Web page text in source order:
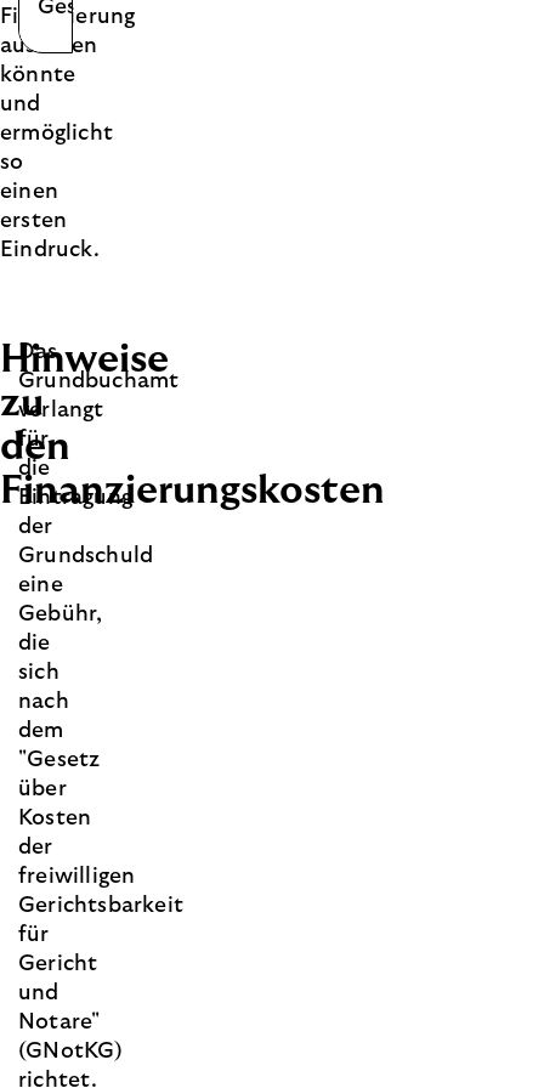
Finanzierung
aussehen
könnte
und
ermöglicht
so
einen
ersten
Eindruck.
Gesamtbetrag
Hinweise
zu
den
Finanzierungskosten
Das
Grundbuchamt
verlangt
für
die
Eintragung
der
Grundschuld
eine
Gebühr,
die
sich
nach
dem
"Gesetz
über
Kosten
der
freiwilligen
Gerichtsbarkeit
für
Gericht
und
Notare"
(GNotKG)
richtet.